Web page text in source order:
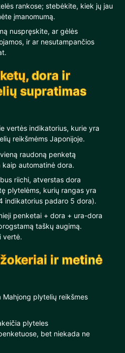
rankose; stebėkite, kiek jų jau
įmanomumą.
nuspręskite, ar gėlės
ir ar nesutampančios
dora ir
supratimas
vertės indikatorius, kurie yra
reikšmėms Japonijoje.
raudoną penketą
automatinė dora.
riichi, atverstas dora
plytelėms, kurių rangas yra
indikatorius padaro 5 dora).
penketai + dora + ura-dora
taškų augimą.
vertė.
ir metinė
Mahjong plytelių reikšmes
plyteles
bet niekada ne